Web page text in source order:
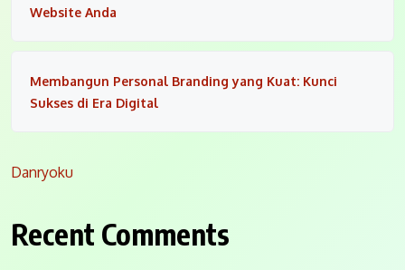
Website Anda
Membangun Personal Branding yang Kuat: Kunci
Sukses di Era Digital
Danryoku
Recent Comments